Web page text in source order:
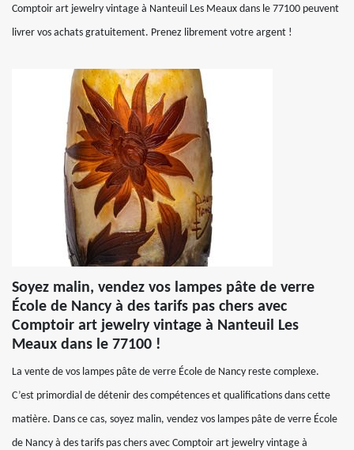
Comptoir art jewelry vintage à Nanteuil Les Meaux dans le 77100 peuvent
livrer vos achats gratuitement. Prenez librement votre argent !
Soyez malin, vendez vos lampes pâte de verre
École de Nancy à des tarifs pas chers avec
Comptoir art jewelry vintage à Nanteuil Les
Meaux dans le 77100 !
La vente de vos lampes pâte de verre École de Nancy reste complexe.
C’est primordial de détenir des compétences et qualifications dans cette
matière. Dans ce cas, soyez malin, vendez vos lampes pâte de verre École
de Nancy à des tarifs pas chers avec Comptoir art jewelry vintage à